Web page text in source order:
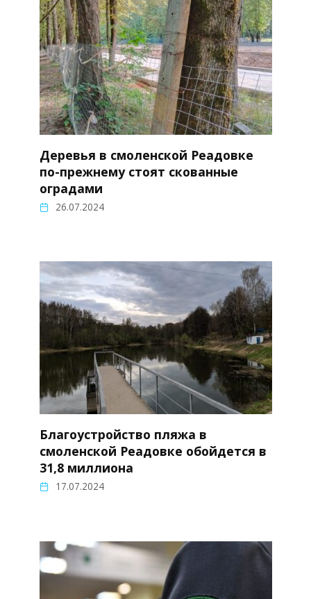
Деревья в смоленской Реадовке
по-прежнему стоят скованные
оградами
26.07.2024
Благоустройство пляжа в
смоленской Реадовке обойдется в
31,8 миллиона
17.07.2024